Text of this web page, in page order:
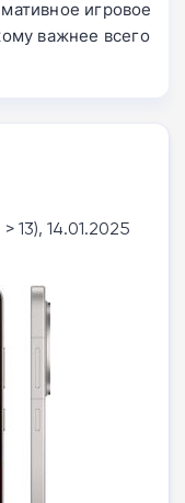
игровое
важнее всего
13), 14.01.2025